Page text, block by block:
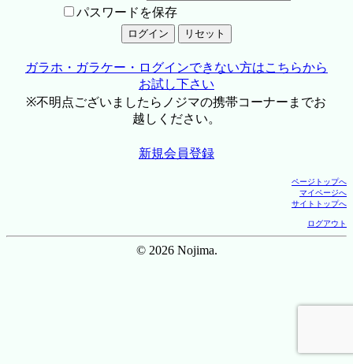
パスワードを保存
ガラホ・ガラケー・ログインできない方はこちらから
お試し下さい
※不明点ございましたらノジマの携帯コーナーまでお
越しください。
新規会員登録
ページトップへ
マイページへ
サイトトップへ
ログアウト
© 2026 Nojima.